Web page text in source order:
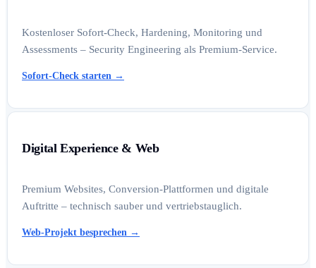
Kostenloser Sofort-Check, Hardening, Monitoring und
Assessments – Security Engineering als Premium-Service.
Sofort-Check starten →
Digital Experience & Web
Premium Websites, Conversion-Plattformen und digitale
Auftritte – technisch sauber und vertriebstauglich.
Web-Projekt besprechen →